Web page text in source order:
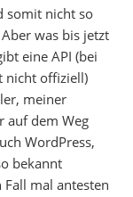
somit nicht so
was bis jetzt
eine API (bei
nicht offiziell)
meiner
auf dem Weg
WordPress,
bekannt
mal antesten